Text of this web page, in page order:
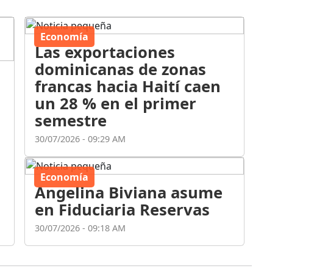
Economía
Las exportaciones
dominicanas de zonas
francas hacia Haití caen
un 28 % en el primer
semestre
30/07/2026 - 09:29 AM
Economía
Angelina Biviana asume
en Fiduciaria Reservas
30/07/2026 - 09:18 AM